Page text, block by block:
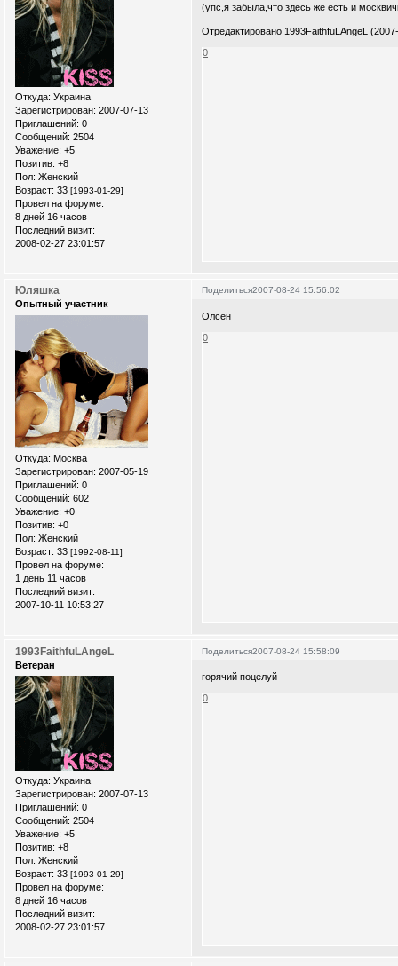
Откуда: Украина
Зарегистрирован: 2007-07-13
Приглашений: 0
Сообщений: 2504
Уважение: +5
Позитив: +8
Пол: Женский
Возраст: 33 [1993-01-29]
Провел на форуме:
8 дней 16 часов
Последний визит:
2008-02-27 23:01:57
(упс,я забыла,что здесь же есть и
Отредактировано 1993FaithfuLAngeL
0
Поделиться2007-08-24 15:56:02
Юляшка
Опытный участник
Откуда: Москва
Зарегистрирован: 2007-05-19
Приглашений: 0
Сообщений: 602
Уважение: +0
Позитив: +0
Пол: Женский
Возраст: 33 [1992-08-11]
Провел на форуме:
1 день 11 часов
Последний визит:
2007-10-11 10:53:27
Олсен
0
Поделиться2007-08-24 15:58:09
1993FaithfuLAngeL
Ветеран
Откуда: Украина
Зарегистрирован: 2007-07-13
Приглашений: 0
Сообщений: 2504
Уважение: +5
Позитив: +8
Пол: Женский
Возраст: 33 [1993-01-29]
Провел на форуме:
8 дней 16 часов
Последний визит:
2008-02-27 23:01:57
горячий поцелуй
0